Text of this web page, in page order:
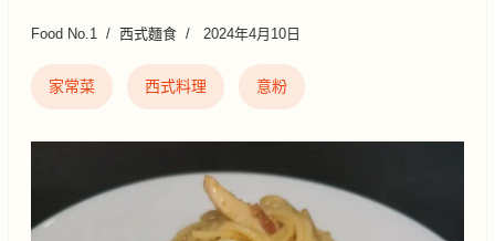
Food No.1 西式麵食 2024年4月10日
家常菜 西式料理 意粉